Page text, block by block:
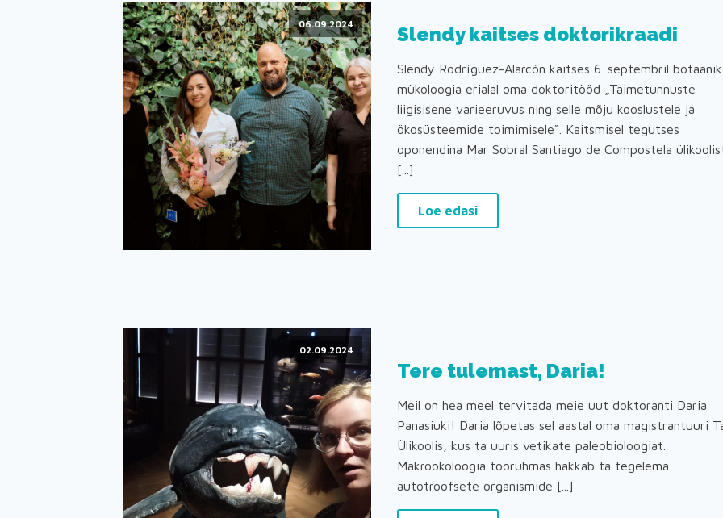
06.09.2024 Slendy kaitses doktorikraadi
Slendy Rodríguez-Alarcón kaitses 6. septembril
mükoloogia erialal oma doktoritööd „Taimetunnuste
liigisisene varieeruvus ning selle mõju kooslustele ja
ökosüsteemide toimimisele“. Kaitsmisel tegutses
oponendina Mar Sobral Santiago de Compostela
[...]
Loe edasi
02.09.2024
Tere tulemast, Daria!
Meil on hea meel tervitada meie uut doktoranti Daria
Panasiuki! Daria lõpetas sel aastal oma magistrantuuri
Ülikoolis, kus ta uuris vetikate paleobioloogiat.
Makroökoloogia töörühmas hakkab ta tegelema
autotroofsete organismide [...]